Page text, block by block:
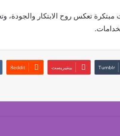
تعكس روح الابتكار والجودة،
بينتيريست